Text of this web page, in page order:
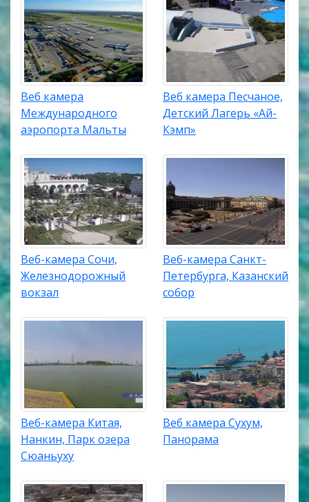
Веб камера
Международного
аэропорта Мальты
Веб камера Песчаное,
Детский Лагерь «Ай-
Кэмп»
Веб-камера Сочи,
Железнодорожный
вокзал
Веб-камера Санкт-
Петербурга, Казанский
собор
Веб-камера Китая,
Нанкин, Парк озера
Сюаньуху
Веб камера Сухум,
Панорама